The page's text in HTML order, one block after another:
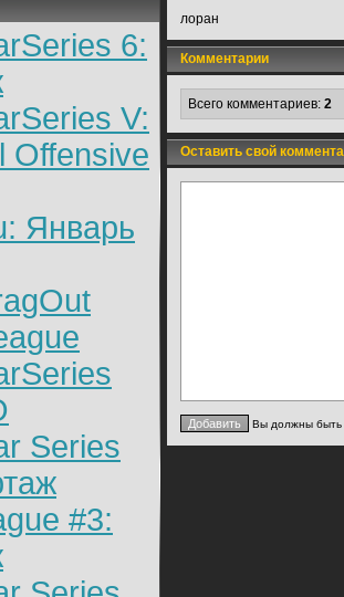
6:
V:
Offensive
Январь
Series
#3:
лоран
Комментарии
Всего комментариев: 2
Оставить свой
Вы должны быть